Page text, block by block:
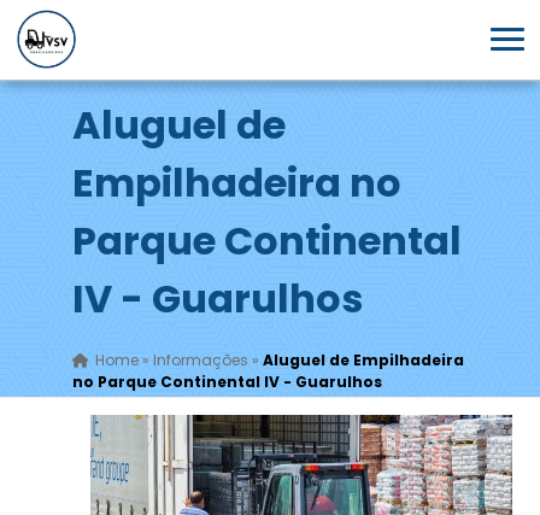
Aluguel de
Empilhadeira no
Parque Continental
IV - Guarulhos
Home» Informações » Aluguel de Empilhadeira
no Parque Continental IV - Guarulhos